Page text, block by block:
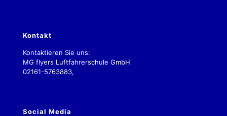
Kontakt
Kontaktieren Sie uns:
MG flyers Luftfahrerschule GmbH
02161-5763883,
Social Media